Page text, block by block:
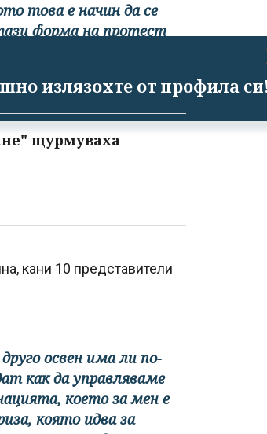
излязохте от профила
това е начин да се
форма на протест
и от хората на реда.
щурмуваха
кани 10 представители
освен има ли по-
как да управляваме
което за мен е
която идва за